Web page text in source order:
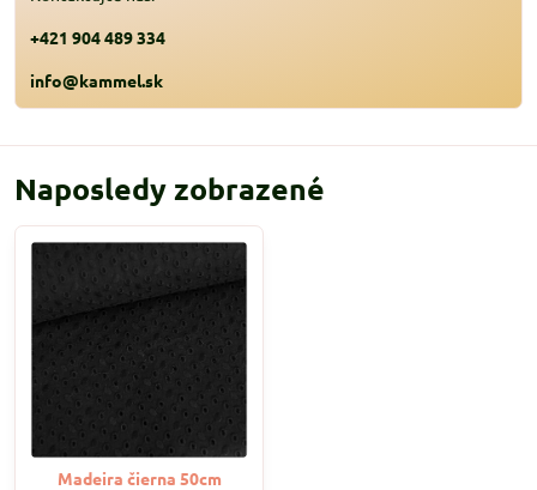
+421 904 489 334
info@kammel.sk
Naposledy zobrazené
Madeira čierna 50cm